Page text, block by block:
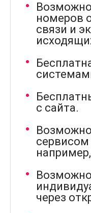
Голосовая
почта
номеров
связи и
с сайта.
сервисом
через